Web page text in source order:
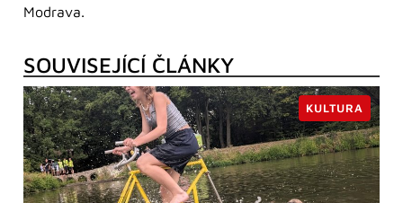
Modrava.
SOUVISEJÍCÍ ČLÁNKY
KULTURA